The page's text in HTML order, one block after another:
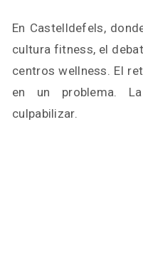
En Castelldefels,
cultura fitness, el
centros wellness. El
en un problema.
culpabilizar.